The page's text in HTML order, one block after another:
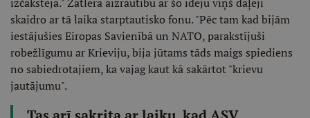
skaidro ar tā laika starptautisko fonu. "Pēc tam kad bijām
iestājušies Eiropas Savienībā un NATO, parakstījuši
robežlīgumu ar Krieviju, bija jūtams tāds maigs spiediens
no sabiedrotajiem, ka vajag kaut kā sakārtot "krievu
jautājumu".